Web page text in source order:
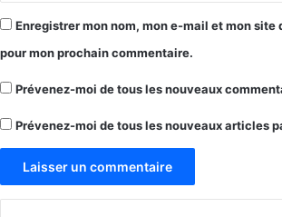
Enregistrer mon nom, mon e-mail et mon site
pour mon prochain commentaire.
Prévenez-moi de tous les nouveaux
Prévenez-moi de tous les nouveaux articles